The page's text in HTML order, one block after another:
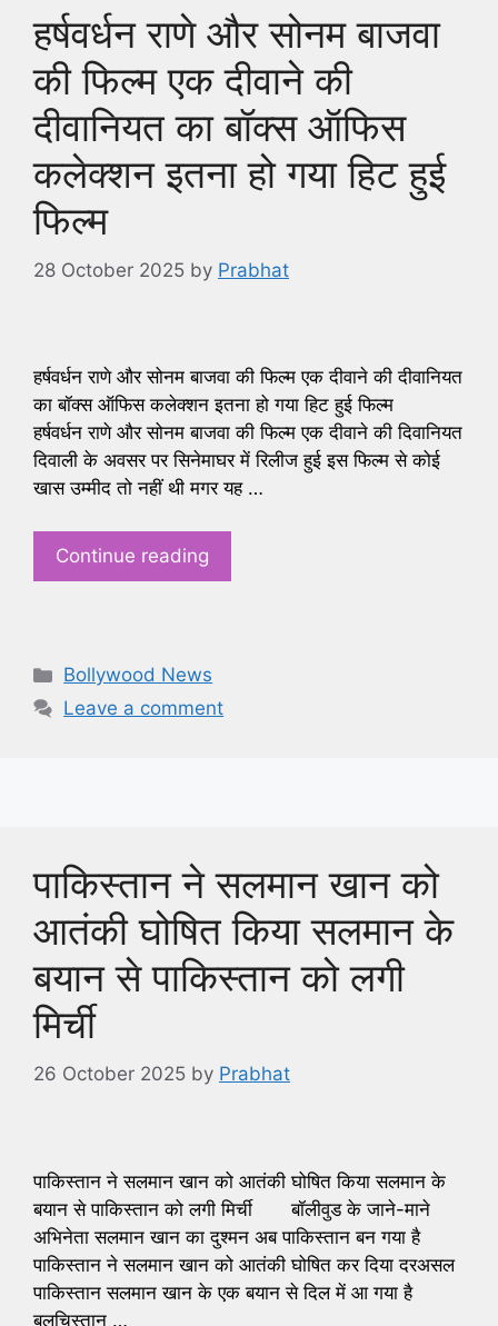
हर्षवर्धन राणे और सोनम बाजवा
की फिल्म एक दीवाने की
दीवानियत का बॉक्स ऑफिस
कलेक्शन इतना हो गया हिट हुई
फिल्म
28 October 2025 by Prabhat
हर्षवर्धन राणे और सोनम बाजवा की फिल्म एक दीवाने की दीवानियत
का बॉक्स ऑफिस कलेक्शन इतना हो गया हिट हुई फिल्म
हर्षवर्धन राणे और सोनम बाजवा की फिल्म एक दीवाने की दिवानियत
दिवाली के अवसर पर सिनेमाघर में रिलीज हुई इस फिल्म से कोई
खास उम्मीद तो नहीं थी मगर यह …
Continue reading
Categories
Bollywood News
Leave a comment
पाकिस्तान ने सलमान खान को
आतंकी घोषित किया सलमान के
बयान से पाकिस्तान को लगी
मिर्ची
26 October 2025 by Prabhat
पाकिस्तान ने सलमान खान को आतंकी घोषित किया सलमान के
बयान से पाकिस्तान को लगी मिर्ची बॉलीवुड के जाने-माने
अभिनेता सलमान खान का दुश्मन अब पाकिस्तान बन गया है
पाकिस्तान ने सलमान खान को आतंकी घोषित कर दिया दरअसल
पाकिस्तान सलमान खान के एक बयान से दिल में आ गया है
बलूचिस्तान …